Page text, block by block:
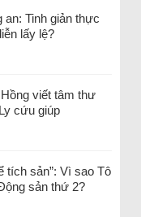
an: Tinh giản thực
lấy lệ?
viết tâm thư
cứu giúp
tích sản”: Vì sao Tô
sản thứ 2?